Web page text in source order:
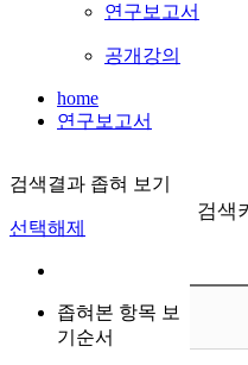
연구보고서
공개강의
home
연구보고서
검색결과 좁혀 보기
선택해제
좁혀본 항목 보
기순서
검색